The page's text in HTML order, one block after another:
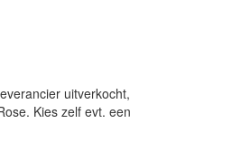
uitverkocht,
Kies zelf evt. een